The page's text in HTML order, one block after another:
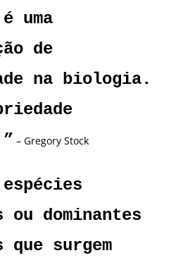
uma
de
na biologia.
– Gregory Stock
ou dominantes
surgem